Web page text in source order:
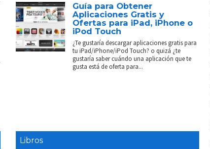
Guía para Obtener
Aplicaciones Gratis y
Ofertas para iPad, iPhone o
iPod Touch
¿Te gustaría descargar aplicaciones gratis para
tu iPad/iPhone/iPod Touch? o quizá ¿te
gustaría saber cuándo una aplicación que te
gusta está de oferta para...
Libros